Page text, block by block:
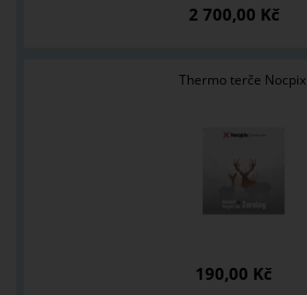
2 700,00 Kč
Thermo terče Nocpix
190,00 Kč